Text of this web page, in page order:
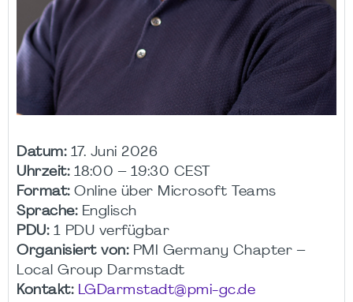
Datum:17. Juni 2026
Uhrzeit:18:00 – 19:30 CEST
Format:Online über Microsoft Teams
Sprache:Englisch
PDU:1 PDU verfügbar
Organisiert von:PMI Germany Chapter –
Local Group Darmstadt
Kontakt: LGDarmstadt@pmi-gc.de